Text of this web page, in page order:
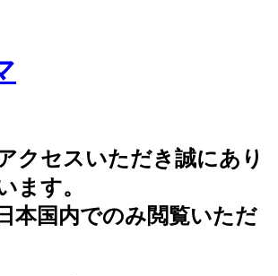
クセスいただき誠にあり
ます。
本国内でのみ閲覧いただ